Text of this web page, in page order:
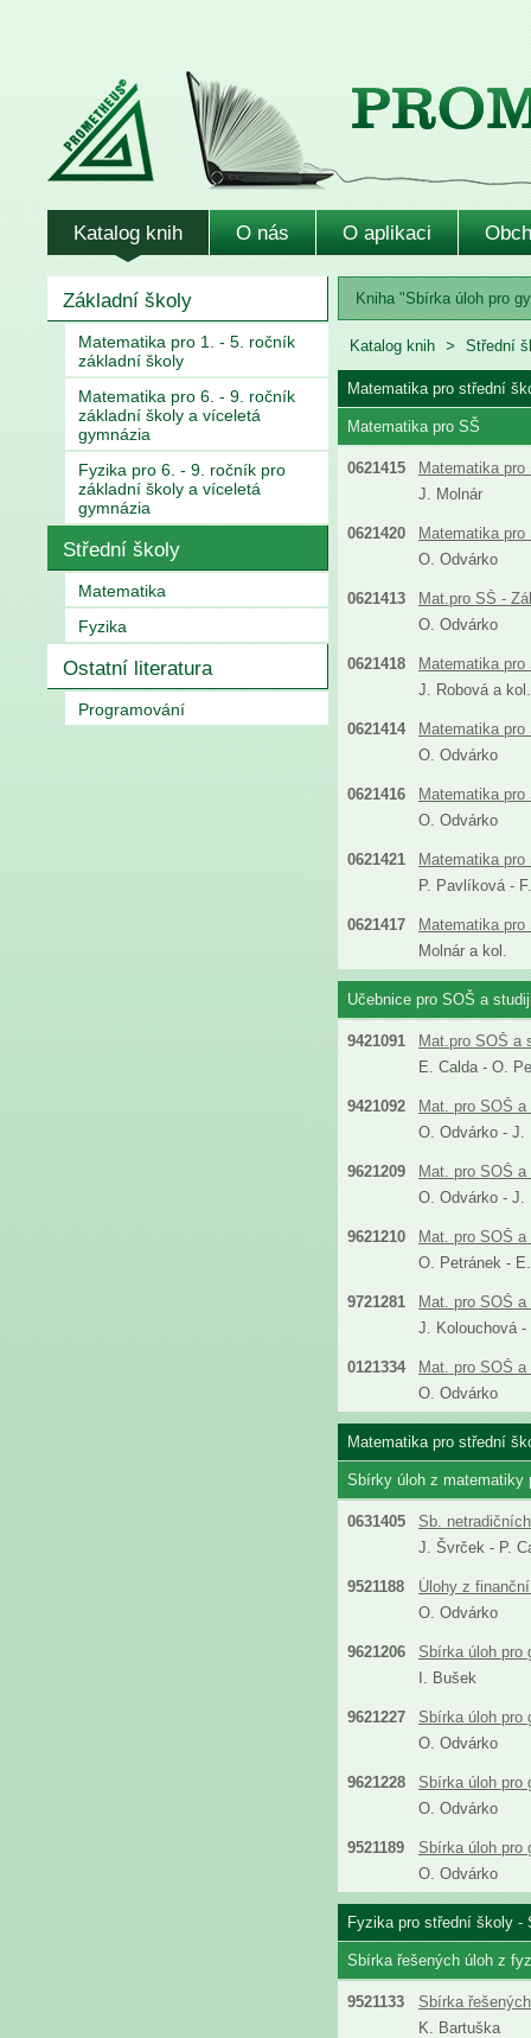
Katalog knih O nás O aplikaci
Základní školy
Matematika pro 1. - 5. ročník
základní školy
Matematika pro 6. - 9. ročník
základní školy a víceletá
gymnázia
Fyzika pro 6. - 9. ročník pro
základní školy a víceletá
gymnázia
Střední školy
Matematika
Fyzika
Ostatní literatura
Programování
Kniha "Sbírka úloh pro
Katalog knih Střední
Matematika pro střední
Matematika pro SŠ
0621415
Matematika
J. Molnár
0621420
Matematika
O. Odvárko
0621413
Mat.pro SŠ -
O. Odvárko
0621418
Matematika
J. Robová a kol.
0621414
Matematika
O. Odvárko
0621416
Matematika
O. Odvárko
0621421
Matematika
P. Pavlíková -
0621417
Matematika
Molnár a kol.
Učebnice pro SOŠ a
9421091
Mat.pro SOŠ a
E. Calda - O.
9421092
Mat. pro SOŠ
O. Odvárko - J.
9621209
Mat. pro SOŠ
O. Odvárko - J.
9621210
Mat. pro SOŠ
O. Petránek -
9721281
Mat. pro SOŠ
J. Kolouchová -
0121334
Mat. pro SOŠ
O. Odvárko
Matematika pro střední
Sbírky úloh z matematiky
0631405
Sb.
J. Švrček - P.
9521188
Úlohy z
O. Odvárko
9621206
Sbírka úloh pro
I. Bušek
9621227
Sbírka úloh pro
O. Odvárko
9621228
Sbírka úloh pro
O. Odvárko
9521189
Sbírka úloh pro
O. Odvárko
Fyzika pro střední školy -
Sbírka řešených úloh z
9521133
Sbírka
K. Bartuška